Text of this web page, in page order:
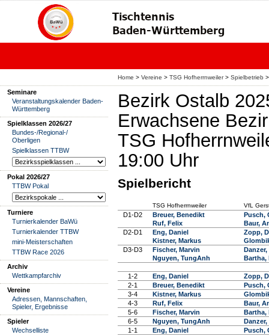
Home > Vereine > TSG Hofherrnweiler> Spielbetrieb >
Seminare
Veranstaltungskalender Baden-
Württemberg
Spielklassen 2026/27
Bundes-/Regional-/
Oberligen
Spielklassen TTBW
Pokal 2026/27
TTBW Pokal
Turniere
Turnierkalender BaWü
Turnierkalender TTBW
mini-Meisterschaften
TTBW Race 2026
Archiv
Wettkampfarchiv
Vereine
Adressen, Mannschaften,
Spieler, Ergebnisse
Spieler
Wechselliste
Bezirk Ostalb
Erwachsene
TSG
19:00 Uhr
Spielbericht
TSG Hofherrnweiler VfL
D1-D2
Breuer, Benedikt
Ruf, Felix
Pusch,
Baur,
D2-D1
Eng, Daniel
Kistner, Markus
Zopp,
D3-D3
Fischer, Marvin
Nguyen, TungAnh
Danzer,
Bartha,
1-2 Eng, Daniel
Zopp,
2-1
Breuer, Benedikt
Pusch,
3-4
Kistner, Markus
4-3
Ruf, Felix
Baur,
5-6
Fischer, Marvin
Bartha,
6-5
Nguyen, TungAnh
Danzer,
1-1
Eng, Daniel
Pusch,